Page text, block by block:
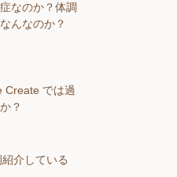
なのか？体調
んなのか？
Create では過
？
介している